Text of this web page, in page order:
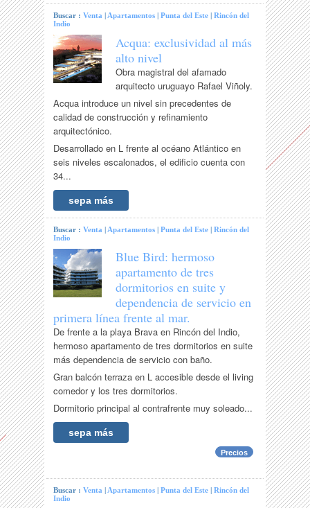
Buscar :Venta | Apartamentos |Punta del Este |Rincón del
Indio
Acqua: exclusividad al más
alto nivel
Obra magistral del afamado
arquitecto uruguayo Rafael Viñoly.
Acqua introduce un nivel sin precedentes de
calidad de construcción y refinamiento
arquitectónico.
Desarrollado en L frente al océano Atlántico en
seis niveles escalonados, el edificio cuenta con
34...
sepa más
Buscar :Venta | Apartamentos |Punta del Este |Rincón del
Indio
Blue Bird: hermoso
apartamento de tres
dormitorios en suite y
dependencia de servicio en
primera línea frente al mar.
De frente a la playa Brava en Rincón del Indio,
hermoso apartamento de tres dormitorios en suite
más dependencia de servicio con baño.
Gran balcón terraza en L accesible desde el living
comedor y los tres dormitorios.
Dormitorio principal al contrafrente muy soleado...
sepa más
Precios
Buscar :Venta | Apartamentos |Punta del Este |Rincón del
Indio